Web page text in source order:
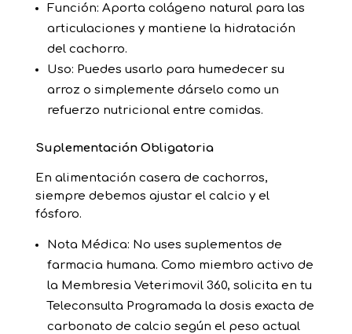
Función: Aporta colágeno natural para las
articulaciones y mantiene la hidratación
del cachorro.
Uso: Puedes usarlo para humedecer su
arroz o simplemente dárselo como un
refuerzo nutricional entre comidas.
Suplementación Obligatoria
En alimentación casera de cachorros,
siempre debemos ajustar el calcio y el
fósforo.
Nota Médica: No uses suplementos de
farmacia humana. Como miembro activo de
la Membresia Veterimovil 360, solicita en tu
Teleconsulta Programada la dosis exacta de
carbonato de calcio según el peso actual